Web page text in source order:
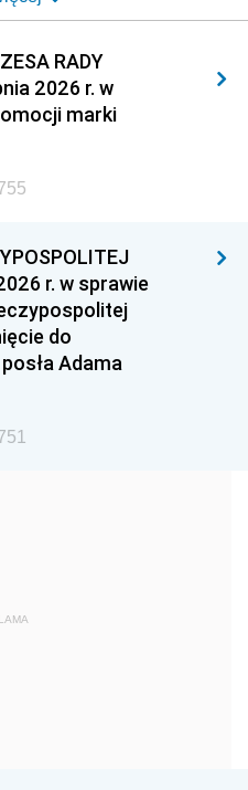
2012
2009
2006
1994
1991
1985
RADY
2026 r. w
marki
r. w sprawie
do
Adama